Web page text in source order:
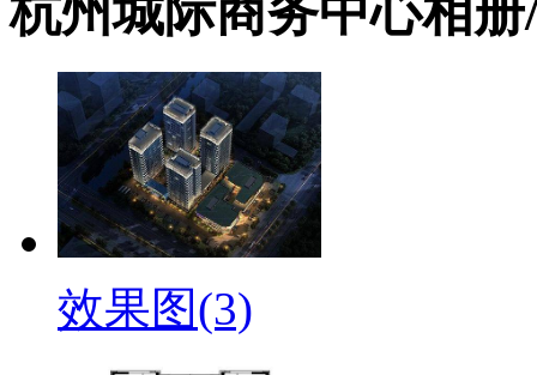
杭州城际商务中心相
效果图(3)